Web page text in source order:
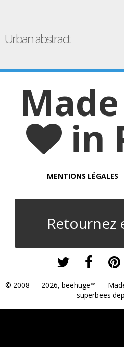
Urban abstract
in
MENTIONS LÉGALES
Retournez
© 2008 — 2026, beehuge™ —
superbees